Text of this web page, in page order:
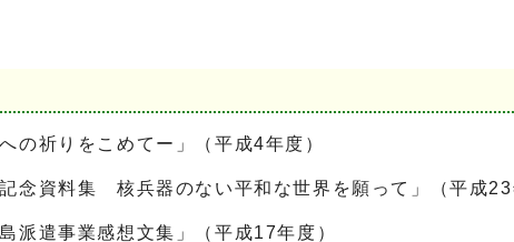
の祈りをこめてー」（平成4年度）
念資料集 核兵器のない平和な世界を願って」（平成23
派遣事業感想文集」（平成17年度）